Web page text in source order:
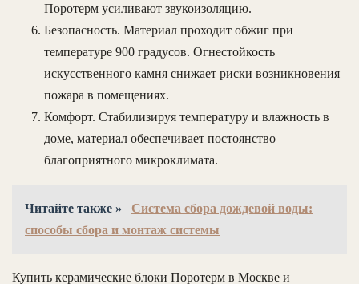
Поротерм усиливают звукоизоляцию.
Безопасность. Материал проходит обжиг при
температуре 900 градусов. Огнестойкость
искусственного камня снижает риски возникновения
пожара в помещениях.
Комфорт. Стабилизируя температуру и влажность в
доме, материал обеспечивает постоянство
благоприятного микроклимата.
Читайте также »
Система сбора дождевой воды:
способы сбора и монтаж системы
Купить керамические блоки Поротерм в Москве и